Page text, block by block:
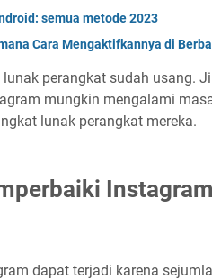
semua metode 2023
Cara Mengaktifkannya di
perangkat sudah usang.
mungkin mengalami
lunak perangkat mereka.
dapat terjadi karena